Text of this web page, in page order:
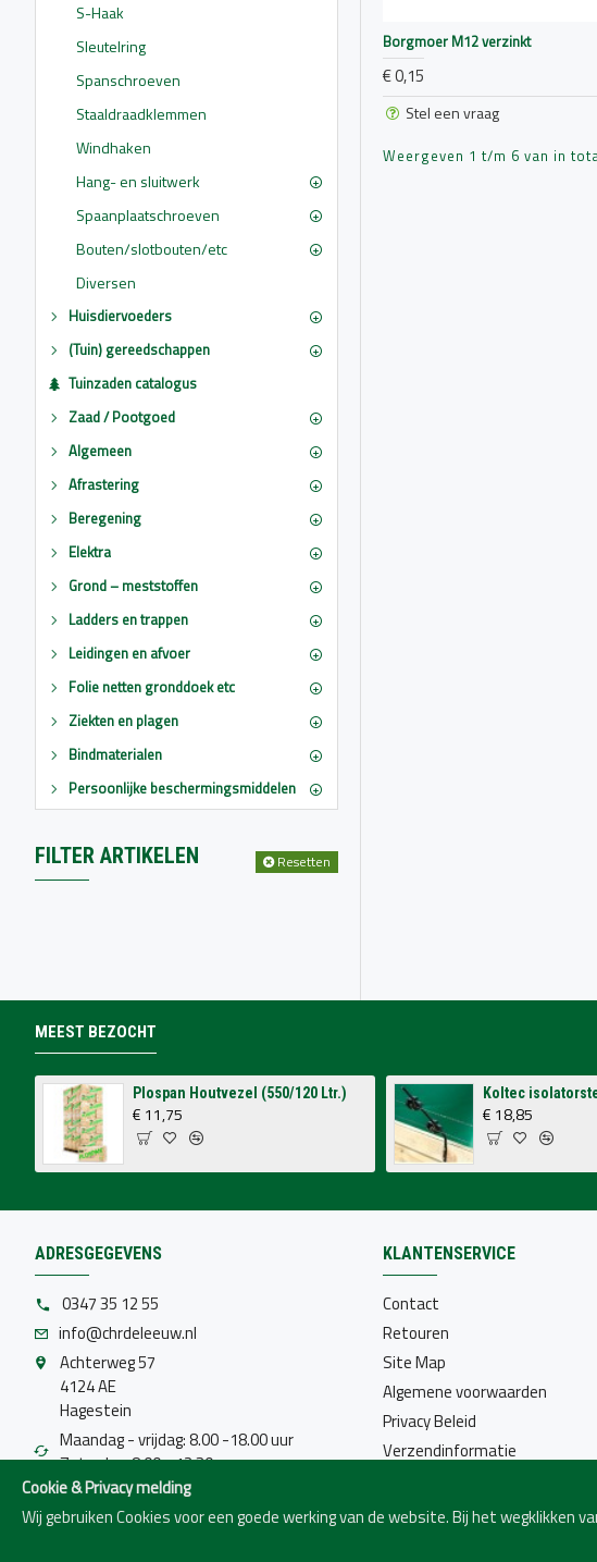
S-Haak
Sleutelring
Spanschroeven
Staaldraadklemmen
Windhaken
Hang- en sluitwerk
Spaanplaatschroeven
Bouten/slotbouten/etc
Diversen
Huisdiervoeders
(Tuin) gereedschappen
Tuinzaden catalogus
Zaad / Pootgoed
Algemeen
Afrastering
Beregening
Elektra
Grond – meststoffen
Ladders en trappen
Leidingen en afvoer
Folie netten gronddoek etc
Ziekten en plagen
Bindmaterialen
Persoonlijke beschermingsmiddelen
FILTER ARTIKELEN Resetten
Borgmoer M12 verzinkt
€ 0,15
Stel een vraag
Weergeven 1 t/m 6 van in
MEEST BEZOCHT
Plospan Houtvezel (550/120 Ltr.)
€ 11,75 € 18,85
ADRESGEGEVENS
0347 35 12 55
info@chrdeleeuw.nl
Achterweg 57
4124 AE
Hagestein
Maandag - vrijdag: 8.00 -18.00 uur
Zaterdag: 8.00 - 12.30 uur
Gesloten op Nationale feestdagen
KLANTENSERVICE
Contact
Retouren
Site Map
Algemene voorwaarden
Privacy Beleid
Verzendinformatie
Cookie & Privacy melding
Wij gebruiken Cookies voor een goede werking van de website. Bij het wegklikken